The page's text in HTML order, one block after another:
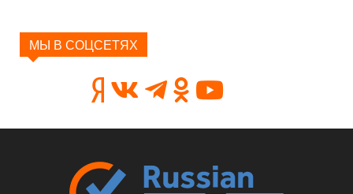
МЫ В СОЦСЕТЯХ